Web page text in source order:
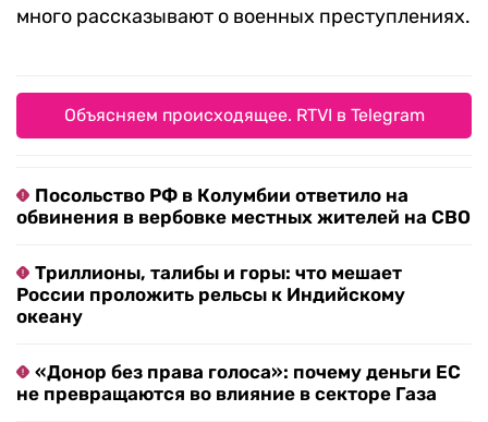
много рассказывают о военных преступлениях.
Объясняем происходящее. RTVI в Telegram
Посольство РФ в Колумбии ответило на
обвинения в вербовке местных жителей на СВО
Триллионы, талибы и горы: что мешает
России проложить рельсы к Индийскому
океану
«Донор без права голоса»: почему деньги ЕС
не превращаются во влияние в секторе Газа